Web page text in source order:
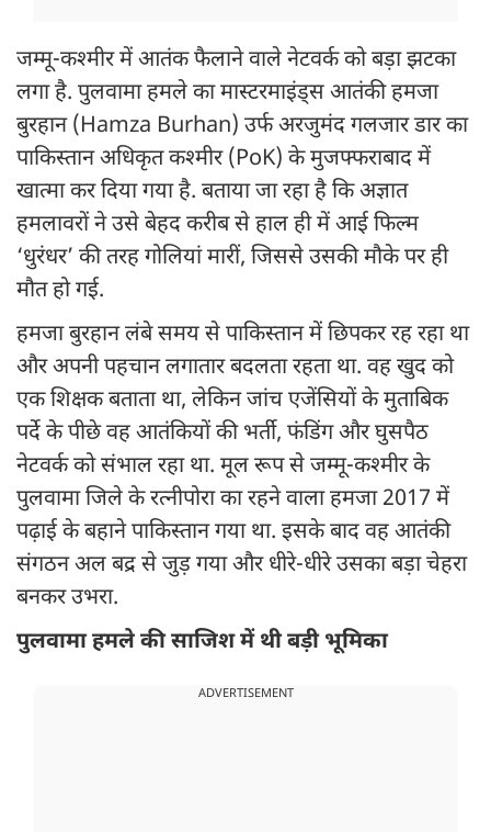
जम्मू-कश्मीर में आतंक फैलाने वाले नेटवर्क को बड़ा झटका
लगा है. पुलवामा हमले का मास्टरमाइंड्स आतंकी हमजा
बुरहान (Hamza Burhan) उर्फ अरजुमंद गलजार डार का
पाकिस्तान अधिकृत कश्मीर (PoK) के मुजफ्फराबाद में
खात्मा कर दिया गया है. बताया जा रहा है कि अज्ञात
हमलावरों ने उसे बेहद करीब से हाल ही में आई फिल्म
‘धुरंधर’ की तरह गोलियां मारीं, जिससे उसकी मौके पर ही
मौत हो गई.
हमजा बुरहान लंबे समय से पाकिस्तान में छिपकर रह रहा था
और अपनी पहचान लगातार बदलता रहता था. वह खुद को
एक शिक्षक बताता था, लेकिन जांच एजेंसियों के मुताबिक
पर्दे के पीछे वह आतंकियों की भर्ती, फंडिंग और घुसपैठ
नेटवर्क को संभाल रहा था. मूल रूप से जम्मू-कश्मीर के
पुलवामा जिले के रत्नीपोरा का रहने वाला हमजा 2017 में
पढ़ाई के बहाने पाकिस्तान गया था. इसके बाद वह आतंकी
संगठन अल बद्र से जुड़ गया और धीरे-धीरे उसका बड़ा चेहरा
बनकर उभरा.
पुलवामा हमले की साजिश में थी बड़ी भूमिका
ADVERTISEMENT